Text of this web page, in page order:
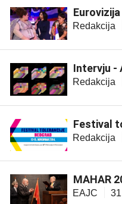
Redakcija
Intervju -
Redakcija
Festival
Redakcija
MAHAR
EAJC